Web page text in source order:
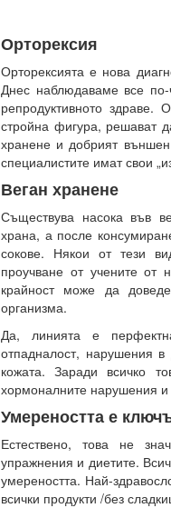
Орторексия
Орторексията е нова
Днес наблюдаваме все по-
репродуктивното
стройна фигура, решават
хранене и добрият
специалистите имат свои
Веган хранене
Съществува насока във
храна, а после
сокове. Някои от тези
проучване от учените от
крайност може да
организма.
Да, линията е
отпадналост, нарушения
кожата. Заради всичко
хормоналните нарушения и
Умереността е
Естествено, това не
упражнения и диетите.
умереността. Най-
всички продукти /без